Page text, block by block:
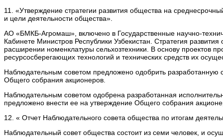
11. «Утверждение стратегии развития общества на
и цели деятельности общества».
АО «БМКБ-Агромаш», включено в Государственные научно-
Кабинете Министров Республики Узбекистан. Стратегия
расширении номенклатуры сельхозтехники. В основу проектов
ресурсосберегающих технологий и технических средств их
Наблюдательным советом предложено одобрить разработанную
Общего собрания акционеров.
Наблюдательным советом одобрена разработанная
предложено внести ее на утверждение Общего собрания
12. « Отчет Наблюдательного совета общества по итогам
Наблюдательный совет общества состоит из семи человек, и